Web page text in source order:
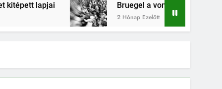
Bruegel a vonaton – egy elveszett
2 Hónap Ezelőtt